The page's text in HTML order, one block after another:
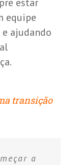
estar
equipe
ajudando
transição
a